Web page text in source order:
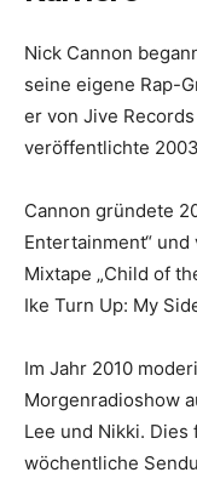
Nick Cannon
seine eigene Rap-
er von Jive
veröffentlichte
Cannon gründete
Entertainment“
Mixtape „Child of
Ike Turn Up: My
Im Jahr 2010
Morgenradioshow
Lee und Nikki.
wöchentliche